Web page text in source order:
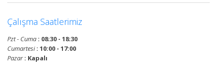
Çalışma Saatlerimiz
Pzt - Cuma : 08:30 - 18:30
Cumartesi: 10:00 - 17:00
Pazar: Kapalı